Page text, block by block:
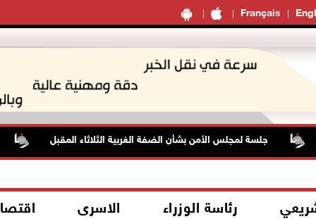
Français
جلسة لمجلس الأمن بشأن الضفة الغربية الثلاثاء المقبل
رئاسة الوزراء الاسرى